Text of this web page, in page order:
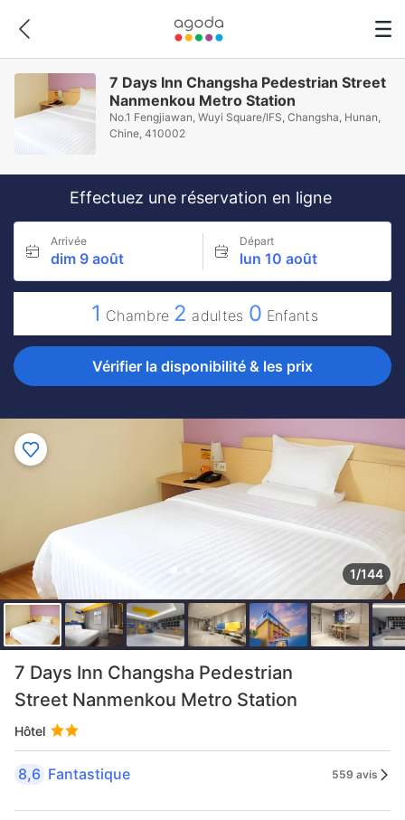
7 Days Inn Changsha Pedestrian Street
Nanmenkou Metro Station
No.1 Fengjiawan, Wuyi Square/IFS, Changsha, Hunan,
Chine, 410002
Effectuez une réservation en ligne
Arrivée
dim 9 août
Départ
lun 10 août
1 Chambre 2 adultes 0 Enfants
Vérifier la disponibilité & les prix
1/144
7 Days Inn Changsha Pedestrian
Street Nanmenkou Metro Station
Hôtel
8,6 Fantastique 559 avis